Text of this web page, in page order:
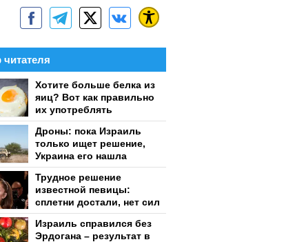
Хотите больше белка из
яиц? Вот как правильно
их употреблять
Дроны: пока Израиль
только ищет решение,
Украина его нашла
Трудное решение
известной певицы:
сплетни достали, нет сил
Израиль справился без
Эрдогана – результат в